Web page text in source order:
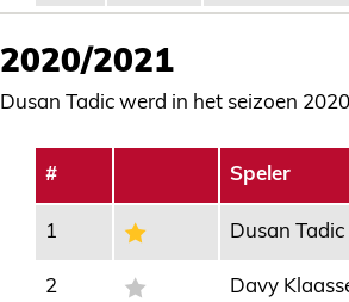
2020/2021
Dusan Tadic werd in het seizoen
# Speler
1 Dusan Tadic
2 Davy